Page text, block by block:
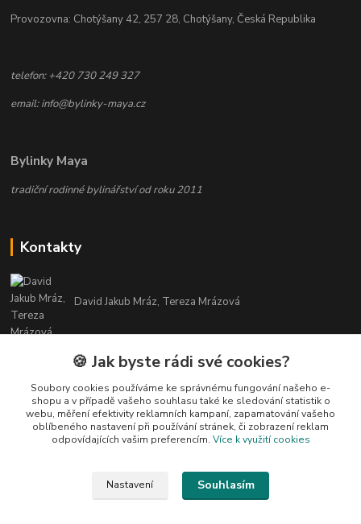
Provozovna: Chotýšany 42, 257 28, Chotýšany, Česká Republika
telefon: +420 730 249 327
email: info@bylinky-maya.cz
Bylinky Maya
tradiční rodinné bylinářství od roku 2011
Kontakty
David Jakub Mráz, Tereza Mrázová
info@bylinky-maya.cz
🍪 Jak byste rádi své cookies?
Soubory cookies používáme ke správnému fungování našeho e-
shopu a v případě vašeho souhlasu také ke sledování statistik o
webu, měření efektivity reklamních kampaní, zapamatování vašeho
oblíbeného nastavení při používání stránek, či zobrazení reklam
odpovídajících vašim preferencím. Více k využití cookies
Nastavení Souhlasím